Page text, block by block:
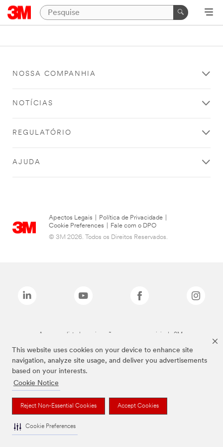
This website uses cookies on your device to enhance site
navigation, analyze site usage, and deliver you advertisements
based on your interests.
Cookie Notice
Reject Non-Essential Cookies Accept Cookies
Cookie Preferences
NOSSA COMPANHIA
NOTÍCIAS
REGULATÓRIO
AJUDA
Apectos Legais Política de Privacidade
Cookie Preferences
Fale com o DPO
© 3M 2026. Todos os Direitos Reservados.
As marcas listadas a cima são marcas comerciais da 3M.